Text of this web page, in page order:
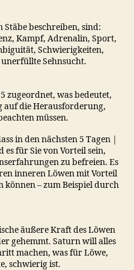
beschreiben, sind:
Kampf, Adrenalin, Sport,
Schwierigkeiten,
Sehnsucht.
zugeordnet, was bedeutet,
auf die Herausforderung,
müssen.
in den nächsten 5 Tagen |
für Sie von Vorteil sein,
zu befreien. Es
inneren Löwen mit Vorteil
– zum Beispiel durch
äußere Kraft des Löwen
gehemmt. Saturn will alles
machen, was für Löwe,
schwierig ist.